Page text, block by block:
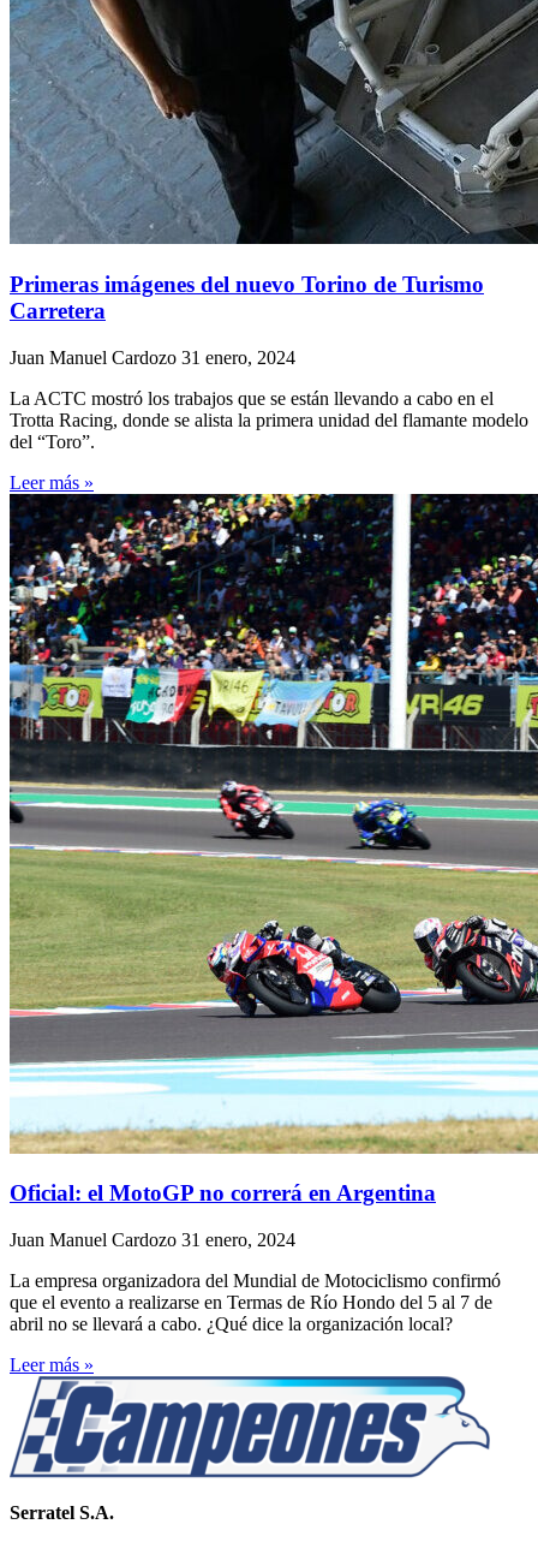
Primeras imágenes del nuevo Torino de Turismo
Carretera
Juan Manuel Cardozo 31 enero, 2024
La ACTC mostró los trabajos que se están llevando a cabo en el
Trotta Racing, donde se alista la primera unidad del flamante modelo
del “Toro”.
Leer más »
Oficial: el MotoGP no correrá en Argentina
Juan Manuel Cardozo 31 enero, 2024
La empresa organizadora del Mundial de Motociclismo confirmó
que el evento a realizarse en Termas de Río Hondo del 5 al 7 de
abril no se llevará a cabo. ¿Qué dice la organización local?
Leer más »
Serratel S.A.